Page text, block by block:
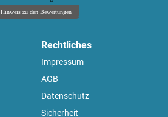
Hinweis zu den Bewertungen
Rechtliches
Impressum
AGB
Datenschutz
Sicherheit